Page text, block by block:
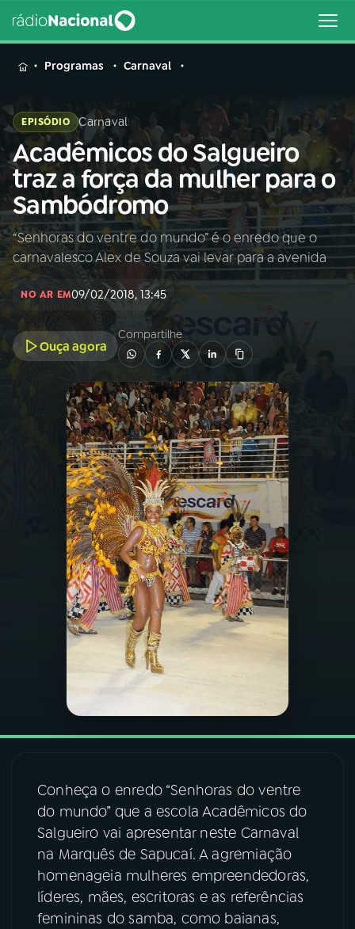
MENU
Buscar
na
Rádio
Nacional
Buscar
AO VIVO
INÍCIO
A RÁDIO
PROGRAMAÇÃO
PROGRAMAS
PODCASTS
VIDEOCASTS
ÚLTIMAS
FESTIVAL DE MÚSICA
ACOMPANHE A RÁDIO NACIONAL
YouTube Facebook
TikTok
Programas Carnaval
EPISÓDIO Carnaval
Acadêmicos do Salgueiro
traz a força da mulher para o
Sambódromo
“Senhoras do ventre do mundo” é o enredo que o
carnavalesco Alex de Souza vai levar para a avenida
NO AR EM09/02/2018, 13:45
Ouça agora
Compartilhe
Conheça o enredo “Senhoras do ventre
do mundo” que a escola Acadêmicos do
Salgueiro vai apresentar neste Carnaval
na Marquês de Sapucaí. A agremiação
homenageia mulheres empreendedoras,
líderes, mães, escritoras e as referências
femininas do samba, como baianas,